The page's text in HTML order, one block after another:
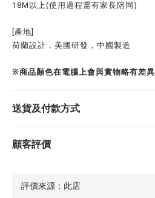
18M以上(使用過程需有家長陪同)
[產地]
荷蘭設計，美國研發，中國製造
※商品顏色在電腦上會與實物略有差異
送貨及付款方式
顧客評價